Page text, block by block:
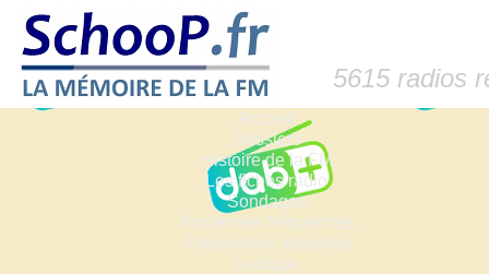
5615 radios
Accueil
Dossiers
Histoire de la FM
Les fiches radio
Sondages
Anciennes fréquences
Fréquences actuelles
Lexique